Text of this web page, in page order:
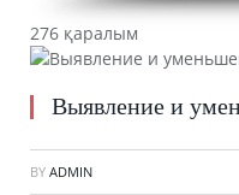
276 қаралым
Выявление и
BY ADMIN